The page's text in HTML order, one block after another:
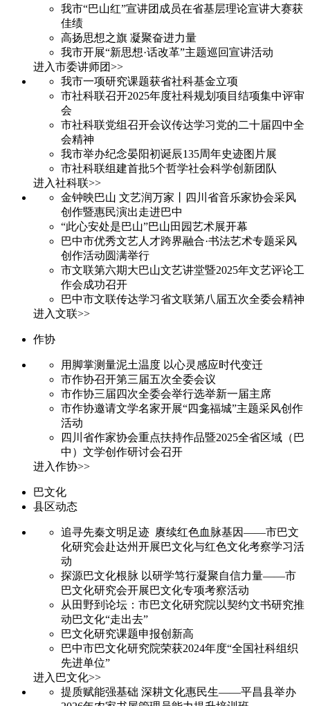
我市“巴山红”宣讲团成员在省基层理论宣讲大赛获
佳绩
高扬思想之旗 凝聚奋进力量
我市开展“新思想·话改革”主题巡回宣讲活动
进入市委讲师团>>
我市一项研究课题获省社科基金立项
市社科联召开2025年度社科规划项目结项集中评审
会
市社科联党组召开会议传达学习党的二十届四中全
会精神
我市举办纪念晏阳初诞辰135周年史迹图片展
市社科联组建首批5个哲学社会科学创新团队
进入社科联>>
金钟映巴山 文艺润万家丨四川省音乐家协会采风
创作暨惠民演出走进巴中
“此心安处是巴山”巴山田园艺术展开幕
巴中市优秀文艺人才跨界融合·书法艺术专题采风
创作活动圆满举行
市文联第六期大巴山文艺讲堂暨2025年文艺评论工
作会成功召开
巴中市文联传达学习省文联第八届五次全委会精神
进入文联>>
作协
用脚掌测量泥土温度 以心灵感应时代变迁
市作协召开第三届五次全委会议
市作协三届四次全委会举行选举新一届主席
市作协邀请文学名家开展“四龛福城”主题采风创作
活动
四川省作家协会重点扶持作品暨2025全省区域（巴
中）文学创作研讨会召开
进入作协>>
巴文化
县区动态
追寻先秦文明足迹 赓续红色血脉基因——市巴文
化研究会赴达州开展巴文化与红色文化考察学习活
动
探源巴文化根脉 以研学笃行凝聚自信力量——市
巴文化研究会开展巴文化专项考察活动
从田野到论坛：市巴文化研究院以契约文书研究推
动巴文化“走出去”
巴文化研究课题申报创新高
巴中市巴文化研究院荣获2024年度“全国社科组织
先进单位”
进入巴文化>>
提质赋能强基础 深耕文化惠民生——平昌县举办